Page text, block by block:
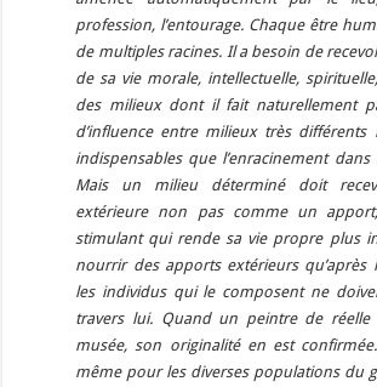
profession, l’entourage. Chaque être
de multiples racines. Il a besoin de
de sa vie morale, intellectuelle,
des milieux dont il fait naturellement
d’influence entre milieux très
indispensables que l’enracinement dans
Mais un milieu déterminé doit
extérieure non pas comme un
stimulant qui rende sa vie propre plus
nourrir des apports extérieurs qu’après
les individus qui le composent ne
travers lui. Quand un peintre de
musée, son originalité en est
même pour les diverses populations du